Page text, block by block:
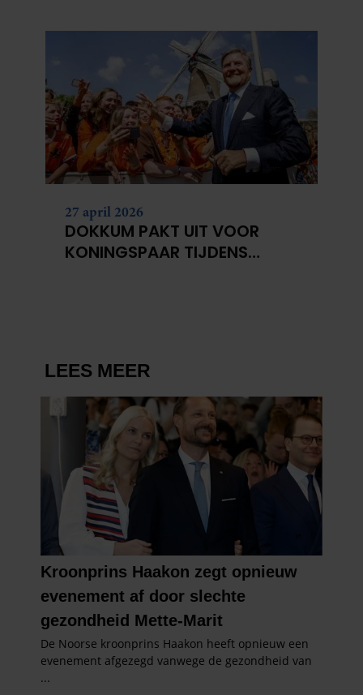
27 april 2026
DOKKUM PAKT UIT VOOR
KONINGSPAAR TIJDENS